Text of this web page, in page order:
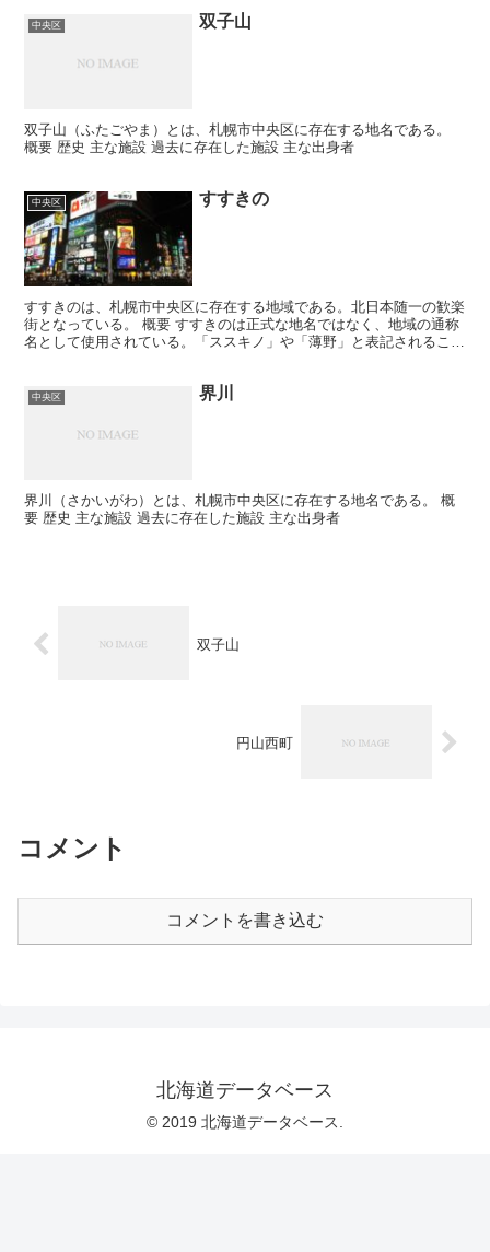
中央区 双子山
双子山（ふたごやま）とは、札幌市中央区に存在する地名である。
概要 歴史 主な施設 過去に存在した施設 主な出身者
中央区 すすきの
すすきのは、札幌市中央区に存在する地域である。北日本随一の歓楽
街となっている。 概要 すすきのは正式な地名ではなく、地域の通称
名として使用されている。「ススキノ」や「薄野」と表記されること
中央区 界川
界川（さかいがわ）とは、札幌市中央区に存在する地名である。 概
要 歴史 主な施設 過去に存在した施設 主な出身者
双子山
円山西町
コメント
コメントを書き込む
北海道データベース
© 2019 北海道データベース.